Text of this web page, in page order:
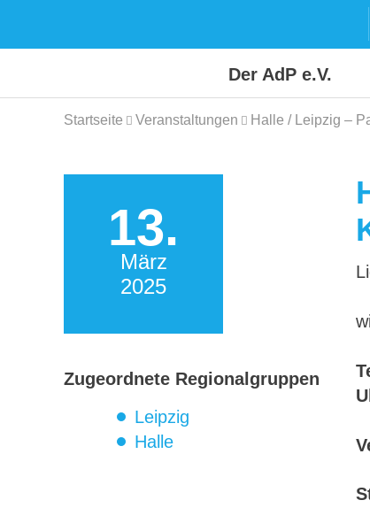
Der AdP e.V.
Startseite Veranstaltungen Halle / Leipzig –
13.
März
2025
Zugeordnete Regionalgruppen
Leipzig
Halle